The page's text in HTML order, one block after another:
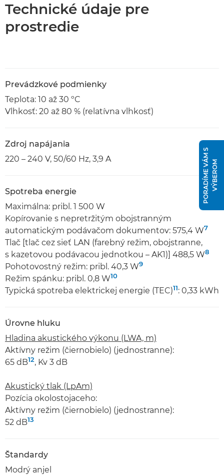
Technické údaje pre
prostredie
Prevádzkové podmienky
Teplota: 10 až 30 ºC
Vlhkosť: 20 až 80 % (relatívna vlhkosť)
Zdroj napájania
220 – 240 V, 50/60 Hz, 3,9 A
Spotreba energie
Maximálna: pribl. 1 500 W
Kopírovanie s nepretržitým obojstranným
automatickým podávačom dokumentov: 575,4 W7
Tlač [tlač cez sieť LAN (farebný režim, obojstranne,
s kazetovou podávacou jednotkou – AK1)] 488,5 W8
Pohotovostný režim: pribl. 40,3 W9
Režim spánku: pribl. 0,8 W10
Typická spotreba elektrickej energie (TEC)11: 0,33 kWh
Úrovne hluku
Hladina akustického výkonu (LWA, m)
Aktívny režim (čiernobielo) (jednostranne):
65 dB12, Kv 3 dB
Akustický tlak (LpAm)
Pozícia okolostojaceho:
Aktívny režim (čiernobielo) (jednostranne):
52 dB13
Štandardy
Modrý anjel
P
O
R
A
D
Í
M
E
V
Á
M
S
V
Ý
B
E
R
OM